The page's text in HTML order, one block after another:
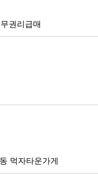
권리급매
먹자타운가게